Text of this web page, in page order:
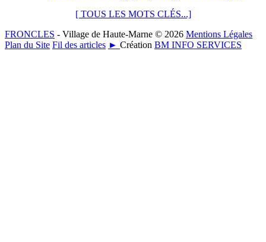
[ TOUS LES MOTS CLÉS...]
FRONCLES - Village de Haute-Marne © 2026 Mentions Légales
Plan du Site Fil des articles ► Création BM INFO SERVICES